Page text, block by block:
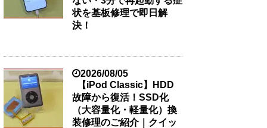
状を基板修理で即日解
決！
2026/08/05
【iPod Classic】HDD
故障から復活！SSD化
（大容量化・軽量化）換
装修理のご紹介｜クイッ